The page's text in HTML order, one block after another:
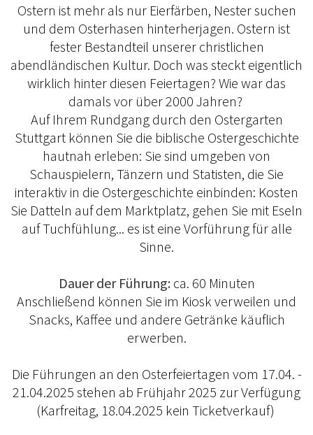
Ostern ist mehr als nur Eierfärben, Nester suchen
und dem Osterhasen hinterherjagen. Ostern ist
fester Bestandteil unserer christlichen
abendländischen Kultur. Doch was steckt eigentlich
wirklich hinter diesen Feiertagen? Wie war das
damals vor über 2000 Jahren?
Auf Ihrem Rundgang durch den Ostergarten
Stuttgart können Sie die biblische Ostergeschichte
hautnah erleben: Sie sind umgeben von
Schauspielern, Tänzern und Statisten, die Sie
interaktiv in die Ostergeschichte einbinden: Kosten
Sie Datteln auf dem Marktplatz, gehen Sie mit Eseln
auf Tuchfühlung... es ist eine Vorführung für alle
Sinne.
Dauer der Führung:ca. 60 Minuten
Anschließend können Sie im Kiosk verweilen und
Snacks, Kaffee und andere Getränke käuflich
erwerben.
Die Führungen an den Osterfeiertagen vom 17.04. -
21.04.2025 stehen ab Frühjahr 2025 zur Verfügung
(Karfreitag, 18.04.2025 kein Ticketverkauf)